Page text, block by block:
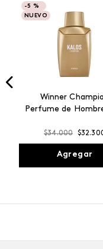
-5 %
NUEVO
Winner
Perfume de
$34.000 $32.
Agregar